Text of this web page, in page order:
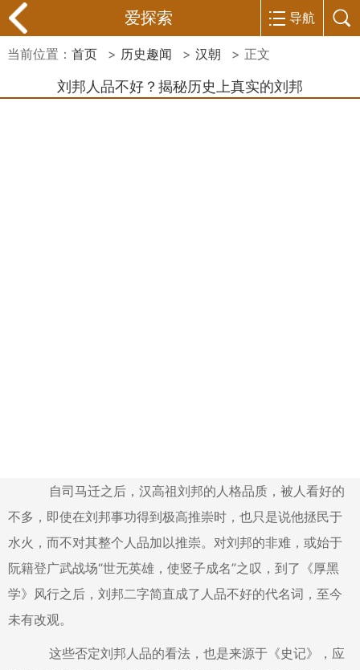
爱探索 导航
当前位置： 首页 > 历史趣闻 > 汉朝 > 正文
刘邦人品不好？揭秘历史上真实的刘邦
自司马迁之后，汉高祖刘邦的人格品质，被人看好的
不多，即使在刘邦事功得到极高推崇时，也只是说他拯民于
水火，而不对其整个人品加以推崇。对刘邦的非难，或始于
阮籍登广武战场“世无英雄，使竖子成名”之叹，到了《厚黑
学》风行之后，刘邦二字简直成了人品不好的代名词，至今
未有改观。
这些否定刘邦人品的看法，也是来源于《史记》，应